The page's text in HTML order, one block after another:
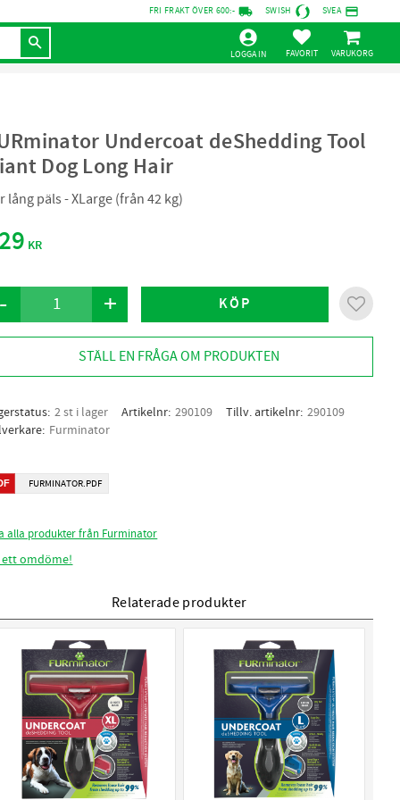
FRI FRAKT ÖVER 600:- local_shipping SWISH SVEA credit_card
LOGGA IN FAVORITER
KUNDVAGN
Undercoat deShedding Tool
Dog Long Hair
lång päls - XLarge (från 42 kg)
KR
+ KÖP Lägg
STÄLL EN FRÅGA OM PRODUKTEN
2 st i lager Artikelnr 290109 Tillv. artikelnr 290109
Furminator
FURMINATOR.PDF
alla produkter från Furminator
ett omdöme!
Relaterade produkter